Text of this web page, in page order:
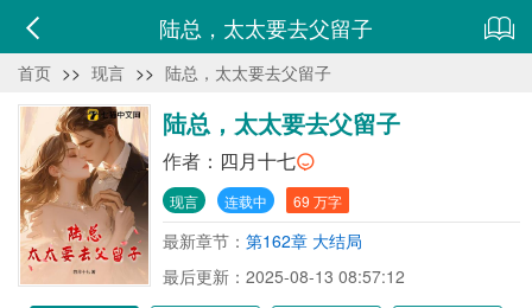
陆总，太太要去父留子
首页 >> 现言 >> 陆总，太太要去父留子
陆总，太太要去父留子
作者： 四月十七
现言 连载中 69 万字
最新章节： 第162章 大结局
最后更新：2025-08-13 08:57:12